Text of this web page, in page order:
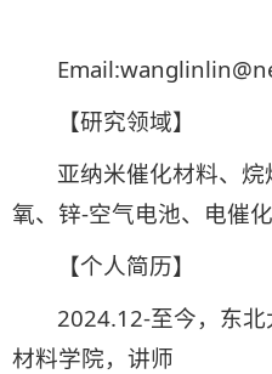
【研究领域】
亚纳米催化材料、
氧、锌-空气电池、电催
【个人简历】
2024.12-至今，东
材料学院，讲师